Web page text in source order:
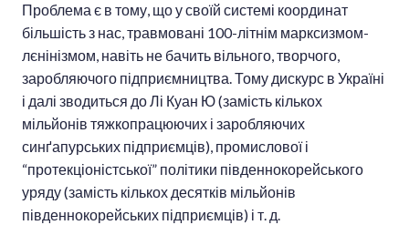
Проблема є в тому, що у своїй системі координат
більшість з нас, травмовані 100-літнім марксизмом-
лєнінізмом, навіть не бачить вільного, творчого,
заробляючого підприємництва. Тому дискурс в Україні
і далі зводиться до Лі Куан Ю (замість кількох
мільйонів тяжкопрацюючих і заробляючих
синґапурських підприємців), промислової і
“протекціоністської” політики південнокорейського
уряду (замість кількох десятків мільйонів
південнокорейських підприємців) і т. д.